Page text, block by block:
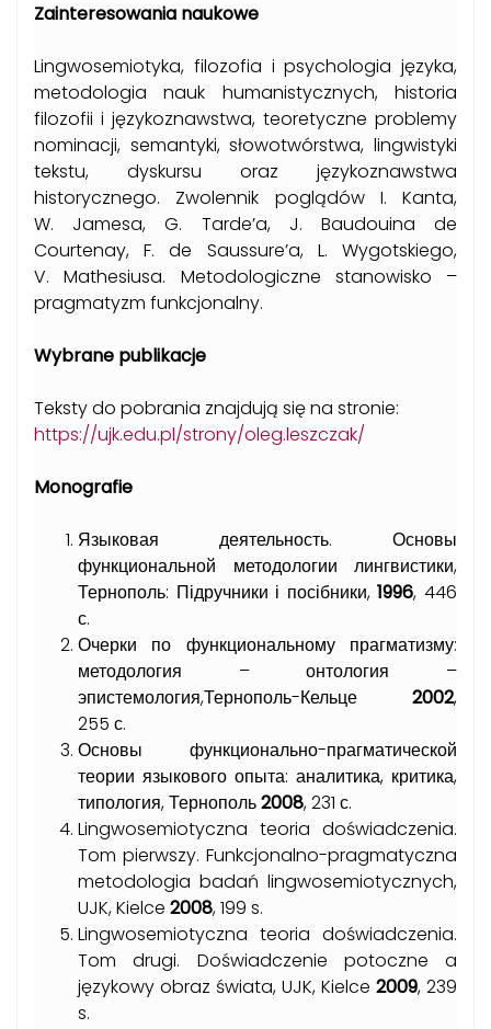
Zainteresowania naukowe
Lingwosemiotyka, filozofia i psychologia języka,
metodologia nauk humanistycznych, historia
filozofii i językoznawstwa, teoretyczne problemy
nominacji, semantyki, słowotwórstwa, lingwistyki
tekstu, dyskursu oraz językoznawstwa
historycznego. Zwolennik poglądów I. Kanta,
W. Jamesa, G. Tarde’a, J. Baudouina de
Courtenay, F. de Saussure’a, L. Wygotskiego,
V. Mathesiusa. Metodologiczne stanowisko –
pragmatyzm funkcjonalny.
Wybrane publikacje
Teksty do pobrania znajdują się na stronie:
https://ujk.edu.pl/strony/oleg.leszczak/
Monografie
Языковая деятельность. Основы
функциональной методологии лингвистики,
Тернополь: Підручники і посібники,1996, 446
с.
Очерки по функциональному прагматизму:
методология – онтология –
эпистемология,Тернополь-Кельце 2002,
255 с.
Основы функционально-прагматической
теории языкового опыта: аналитика, критика,
типология, Тернополь2008, 231 с.
Lingwosemiotyczna teoria doświadczenia.
Tom pierwszy. Funkcjonalno-pragmatyczna
metodologia badań lingwosemiotycznych,
UJK, Kielce 2008, 199 s.
Lingwosemiotyczna teoria doświadczenia.
Tom drugi. Doświadczenie potoczne a
językowy obraz świata, UJK, Kielce 2009, 239
s.